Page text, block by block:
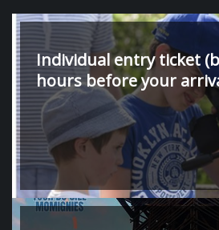
Individual entry ticket
hours before your